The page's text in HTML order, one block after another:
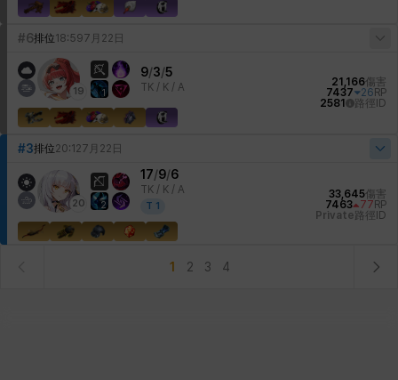
#6排位18:597月22日
19 1
9/3/5
TK / K / A 21,166傷害
7437
26 RP
2581
路徑ID
#3排位20:127月22日
20 2
17/9/6
TK / K / A
T 1
33,645傷害
7463
77 RP
Private 路徑ID
1 2 3 4